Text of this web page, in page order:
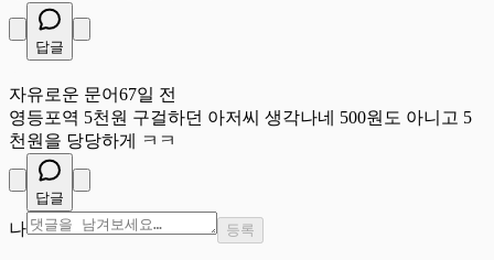
답글
자유로운 문어67일 전
영등포역 5천원 구걸하던 아저씨 생각나네 500원도 아니고 5
천원을 당당하게 ㅋㅋ
답글
나 등록